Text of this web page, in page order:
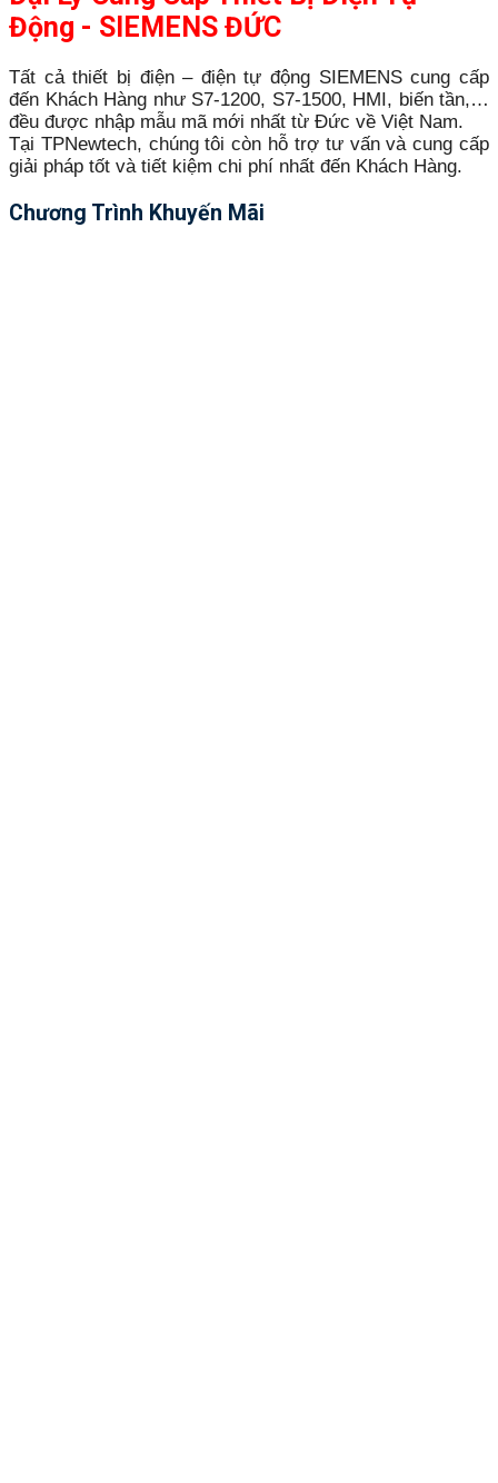
Động - SIEMENS ĐỨC
Tất cả thiết bị điện – điện tự động SIEMENS cung cấp
đến Khách Hàng như S7-1200, S7-1500, HMI, biến tần,…
đều được nhập mẫu mã mới nhất từ Đức về Việt Nam.
Tại TPNewtech, chúng tôi còn hỗ trợ tư vấn và cung cấp
giải pháp tốt và tiết kiệm chi phí nhất đến Khách Hàng.
Chương Trình Khuyến Mãi